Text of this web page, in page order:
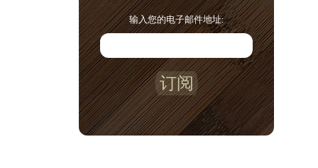
输入您的电子邮件地址:
订阅